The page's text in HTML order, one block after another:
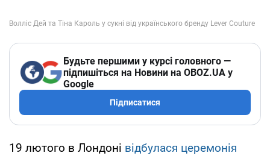
Будьте першими у курсі головного —
підпишіться на Новини на OBOZ.UA у
Google
Підписатися
19 лютого в Лондоні відбулася церемонія